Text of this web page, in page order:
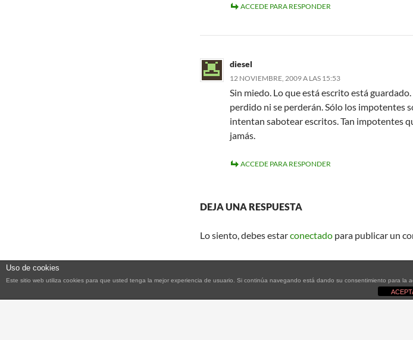
ACCEDE PARA RESPONDER
diesel
12 NOVIEMBRE, 2009 A LAS 15:53
Sin miedo. Lo que está escrito está guardado.
perdido ni se perderán. Sólo los impotentes
intentan sabotear escritos. Tan impotentes
jamás.
ACCEDE PARA RESPONDER
DEJA UNA RESPUESTA
Lo siento, debes estarconectado para publicar un
Uso de cookies
Este sitio web utiliza cookies para que usted tenga la mejor experiencia de usuario. Si continúa navegando está dando su consentimiento para la